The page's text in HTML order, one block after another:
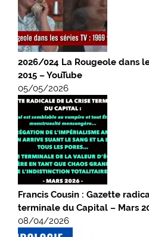
2026/024 La Rougeole dans
2015 – YouTube
05/05/2026
Francis Cousin : Gazette
terminale du Capital – Mars
08/04/2026